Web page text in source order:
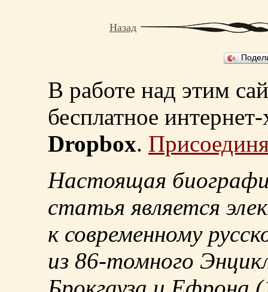
Назад
В работе над этим
бесплатное
Dropbox.
Настоящая
статья является
к современному
из 86-томного